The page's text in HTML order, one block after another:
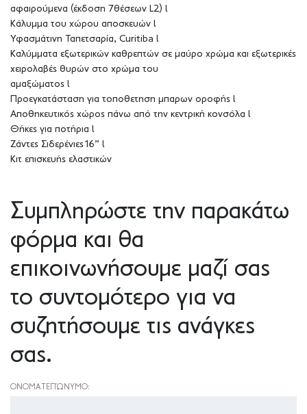
αφαιρούμενα (έκδοση 7θέσεων L2) l
Κάλυμμα του χώρου αποσκευών l
Υφασμάτινη Ταπετσαρία, Curitiba l
Καλύμματα εξωτερικών καθρεπτών σε μαύρο χρώμα και εξωτερικές
χειρολαβές θυρών στο χρώμα του
αμαξώματος l
Προεγκατάσταση για τοποθετηση μπαρων οροφής l
Αποθηκευτικός χώρος πάνω από την κεντρική κονσόλα l
Θήκες για ποτήρια l
Ζάντες Σιδερένιες16” l
Κιτ επισκευής ελαστικών
Συμπληρώστε την παρακάτω
φόρμα και θα
επικοινωνήσουμε μαζί σας
το συντομότερο για να
συζητήσουμε τις ανάγκες
σας.
ΟΝΟΜΑΤΕΠΏΝΥΜΟ: